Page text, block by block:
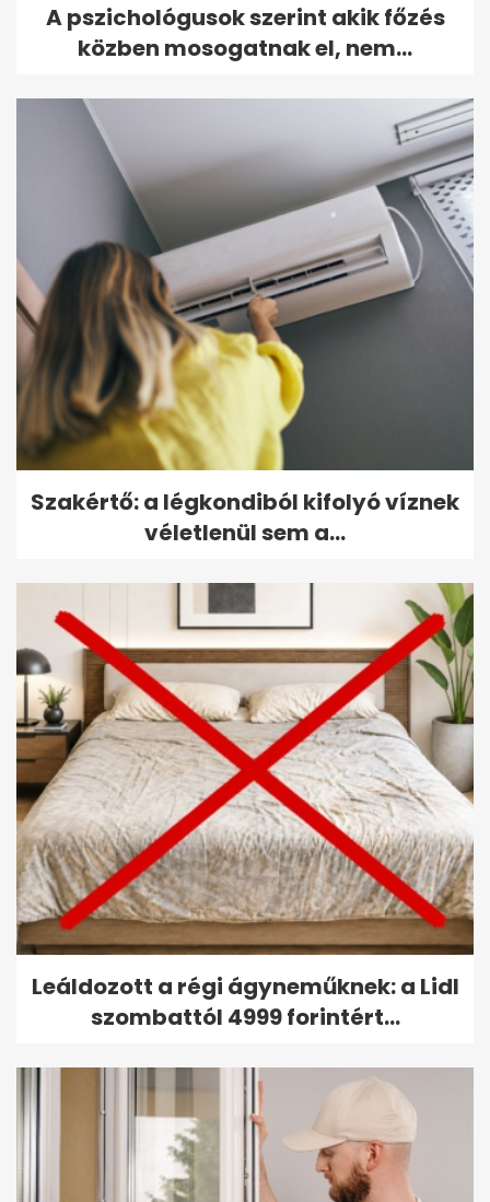
A pszichológusok szerint akik főzés
közben mosogatnak el, nem...
Szakértő: a légkondiból kifolyó víznek
véletlenül sem a...
Leáldozott a régi ágyneműknek: a Lidl
szombattól 4999 forintért...